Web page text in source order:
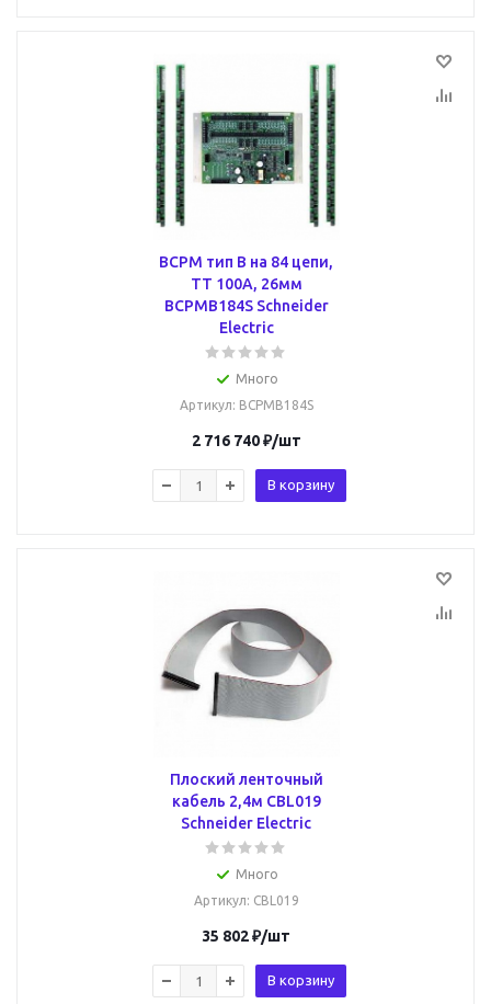
BCPM тип B на 84 цепи,
ТТ 100А, 26мм
BCPMB184S Schneider
Electric
Много
Артикул: BCPMB184S
2 716 740₽/шт
В корзину
Плоский ленточный
кабель 2,4м CBL019
Schneider Electric
Много
Артикул: CBL019
35 802₽/шт
В корзину